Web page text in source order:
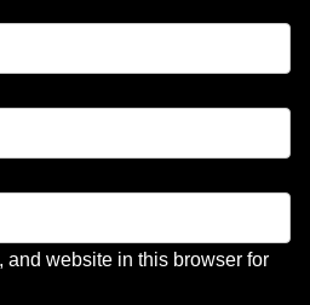
and website in this browser for